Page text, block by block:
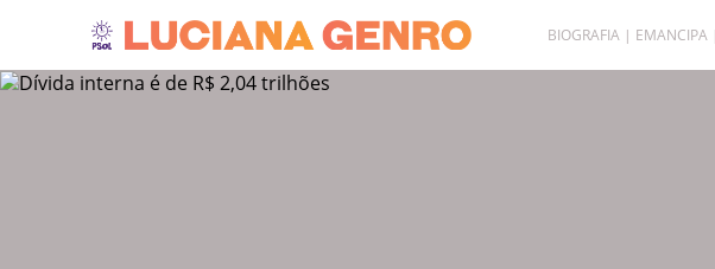
BIOGRAFIA EMANCIPA